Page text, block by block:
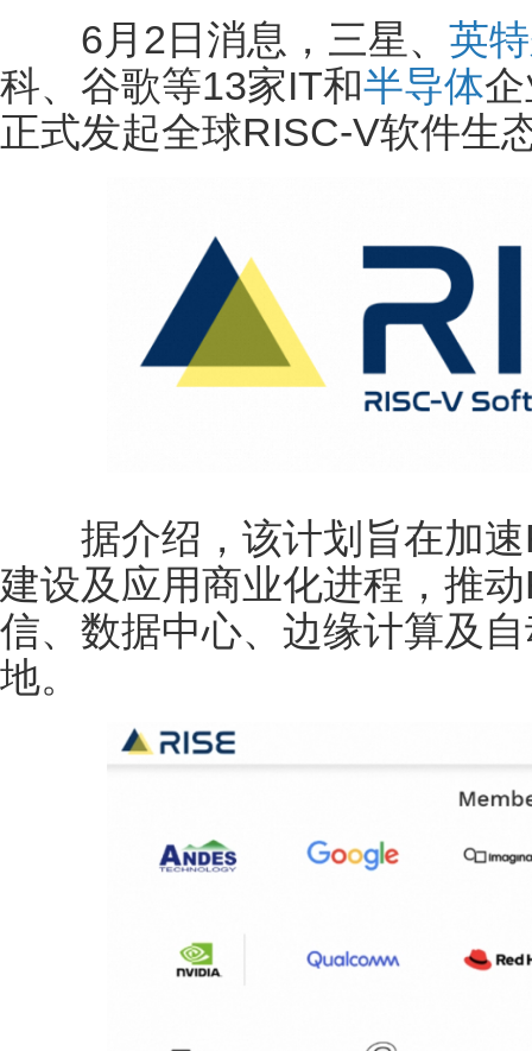
6月2日消息，三星、 英
科、谷歌等13家IT和半导体
正式发起全球RISC-V软件生
据介绍，该计划旨在加速
建设及应用商业化进程，推
信、数据中心、边缘计算及
地。